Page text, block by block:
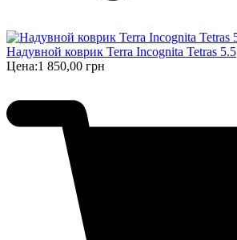
Надувной коврик Terra Incognita Tetras 5.5
Цена:1 850,00 грн